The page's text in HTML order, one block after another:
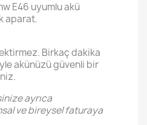
E46 uyumlu akü
aparat.
Birkaç dakika
akünüzü güvenli bir
ayrıca
ve bireysel faturaya